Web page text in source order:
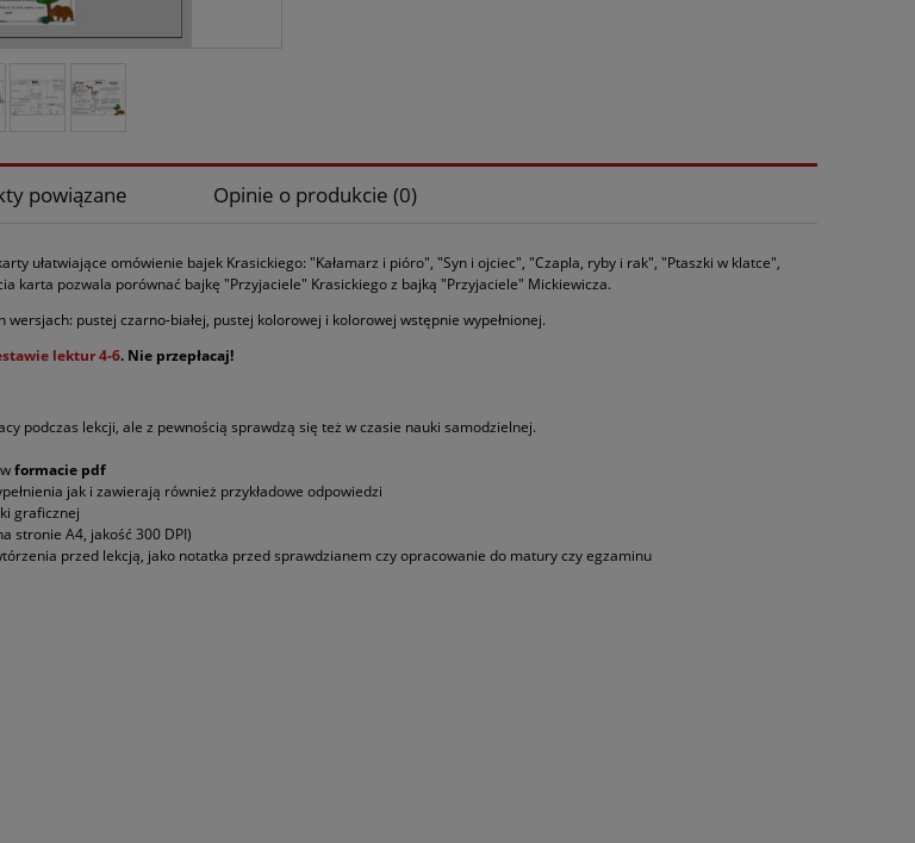
powiązane Opinie o produkcie (0)
ułatwiające omówienie bajek Krasickiego: "Kałamarz i pióro", "Syn i ojciec", "Czapla, ryby i rak", "Ptaszki w klatce",
karta pozwala porównać bajkę "Przyjaciele" Krasickiego z bajką "Przyjaciele" Mickiewicza.
wersjach: pustej czarno-białej, pustej kolorowej i kolorowej wstępnie wypełnionej.
lektur 4-6. Nie przepłacaj!
podczas lekcji, ale z pewnością sprawdzą się też w czasie nauki samodzielnej.
formacie pdf
jak i zawierają również przykładowe odpowiedzi
graficznej
stronie A4, jakość 300 DPI)
przed lekcją, jako notatka przed sprawdzianem czy opracowanie do matury czy egzaminu